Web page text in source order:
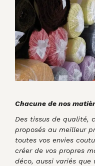
Chacune de nos
Des tissus de qualité,
proposés au meilleur
toutes vos envies
créer de vos propres
déco, aussi variés que